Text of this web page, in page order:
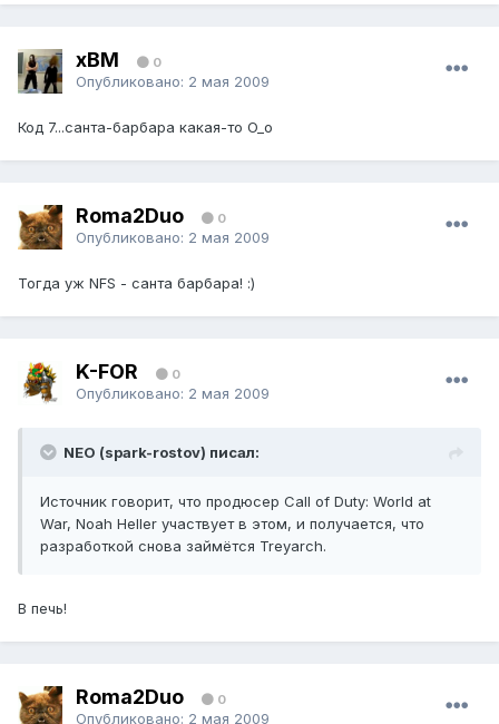
xBM 0
Опубликовано: 2 мая 2009
Код 7...санта-барбара какая-то O_o
Roma2Duo 0
Опубликовано: 2 мая 2009
Тогда уж NFS - санта барбара! :)
K-FOR 0
Опубликовано: 2 мая 2009
NEO (spark-rostov) писал:
Источник говорит, что продюсер Call of Duty: World at
War, Noah Heller участвует в этом, и получается, что
разработкой снова займётся Treyarch.
В печь!
Roma2Duo 0
Опубликовано: 2 мая 2009